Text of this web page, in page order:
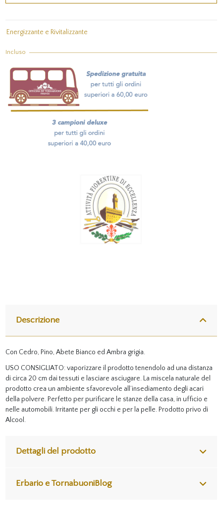
Energizzante e Rivitalizzante
Incluso
Descrizione
Con Cedro, Pino, Abete Bianco ed Ambra grigia.
USO CONSIGLIATO: vaporizzare il prodotto tenendolo ad una distanza
di circa 20 cm dai tessuti e lasciare asciugare. La miscela naturale del
prodotto crea un ambiente sfavorevole all’insediamento degli acari
della polvere. Perfetto per purificare le stanze della casa, in ufficio e
nelle automobili. Irritante per gli occhi e per la pelle. Prodotto privo di
Alcool.
Dettagli del prodotto
Erbario e TornabuoniBlog